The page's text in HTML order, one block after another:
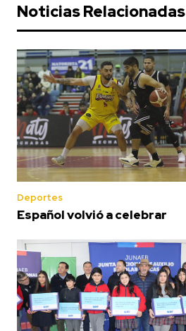
Noticias Relacionadas
Deportes
Español volvió a celebrar